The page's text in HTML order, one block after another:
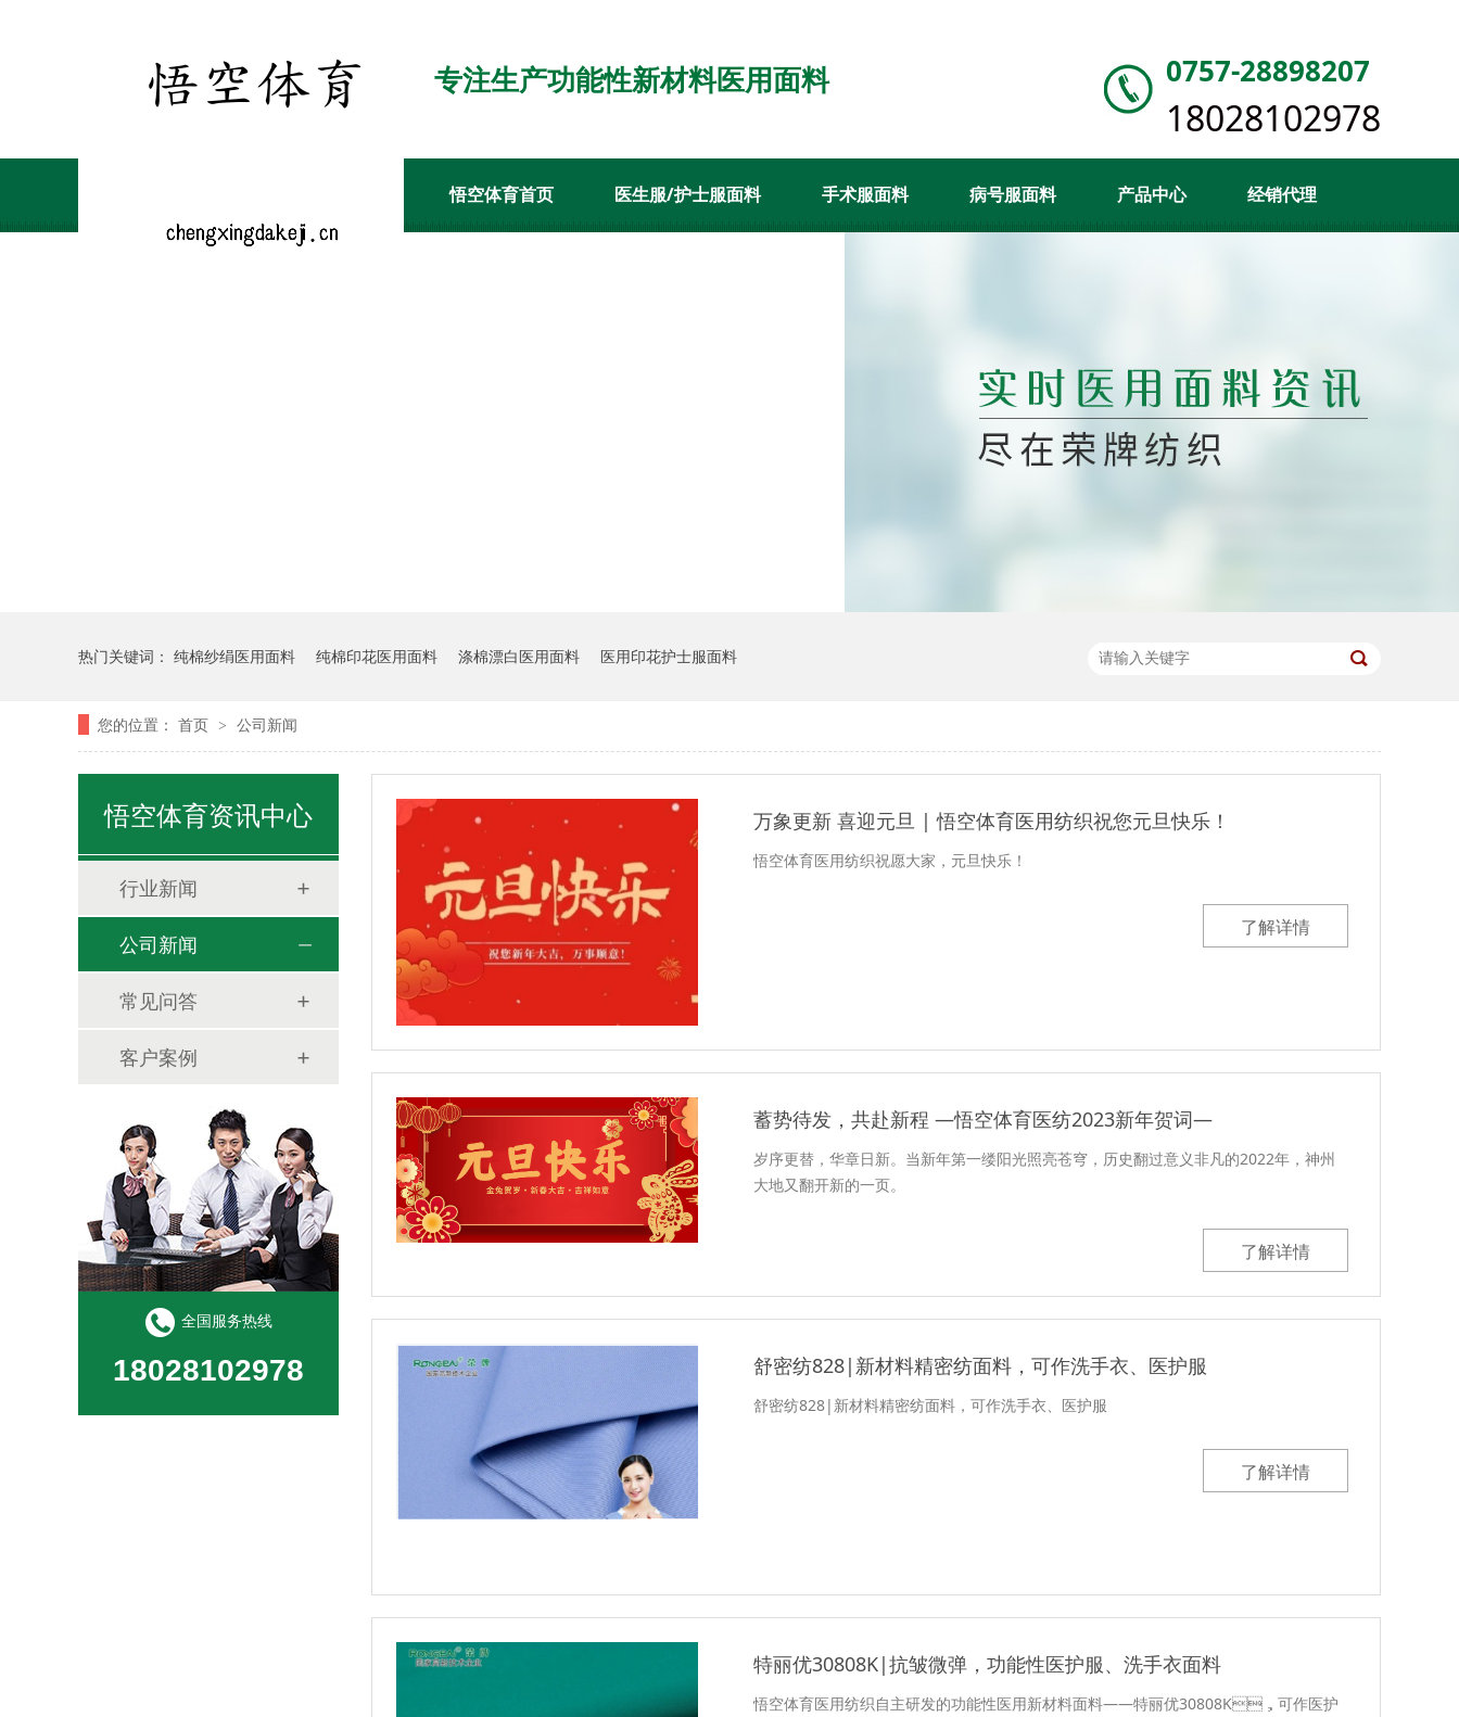
专注生产功能性新材料医用面料 0757-28898207
18028102978
悟空体育首页 医生服/护士服面料 手术服面料 病号服面料 产品中心 经销代理
热门关键词： 纯棉纱绢医用面料 纯棉印花医用面料 涤棉漂白医用面料 医用印花护士服面料
您的位置： 首页 > 公司新闻
悟空体育资讯中心
行业新闻
公司新闻
常见问答
客户案例
全国服务热线
18028102978
万象更新 喜迎元旦 | 悟空体育医用纺织祝您元旦快乐！
悟空体育医用纺织祝愿大家，元旦快乐！
了解详情
蓄势待发，共赴新程 —悟空体育医纺2023新年贺词—
岁序更替，华章日新。当新年第一缕阳光照亮苍穹，历史翻过意义非凡的2022年，神州
大地又翻开新的一页。
了解详情
舒密纺828|新材料精密纺面料，可作洗手衣、医护服
舒密纺828|新材料精密纺面料，可作洗手衣、医护服
了解详情
特丽优30808K|抗皱微弹，功能性医护服、洗手衣面料
悟空体育医用纺织自主研发的功能性医用新材料面料——特丽优30808K，可作医护